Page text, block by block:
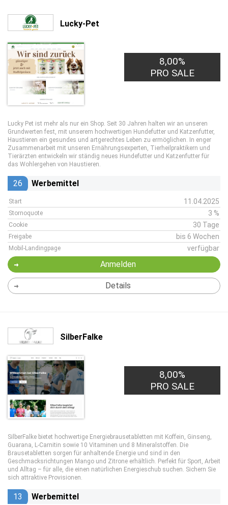
Lucky-Pet
8,00%
PRO SALE
Lucky Pet ist mehr als nur ein Shop. Seit 30 Jahren halten wir an unseren
Grundwerten fest, mit unserem hochwertigen Hundefutter und Katzenfutter,
Haustieren ein gesundes und artgerechtes Leben zu ermöglichen. In enger
Zusammenarbeit mit unseren Ernährungsexperten, Tierheilpraktikern und
Tierärzten entwickeln wir ständig neues Hundefutter und Katzenfutter für
das Wohlergehen von Haustieren.
26 Werbemittel
Start 11.04.2025
Stornoquote 3 %
Cookie 30 Tage
Freigabe bis 6 Wochen
Mobil-Landingpage verfügbar
Anmelden
Details
SilberFalke
8,00%
PRO SALE
SilberFalke bietet hochwertige Energiebrausetabletten mit Koffein, Ginseng,
Guarana, L-Carnitin sowie 10 Vitaminen und 8 Mineralstoffen. Die
Brausetabletten sorgen für anhaltende Energie und sind in den
Geschmacksrichtungen Mango und Zitrone erhältlich. Perfekt für Sport, Arbeit
und Alltag – für alle, die einen natürlichen Energieschub suchen. Sichern Sie
sich attraktive Provisionen.
13 Werbemittel